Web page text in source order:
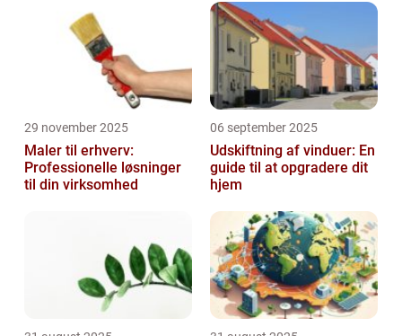
29 november 2025
Maler til erhverv:
Professionelle løsninger
til din virksomhed
06 september 2025
Udskiftning af vinduer: En
guide til at opgradere dit
hjem